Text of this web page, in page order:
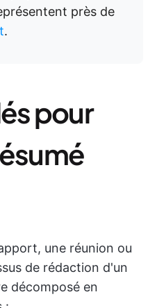
près de
.
pour
une réunion ou
de rédaction d'un
décomposé en